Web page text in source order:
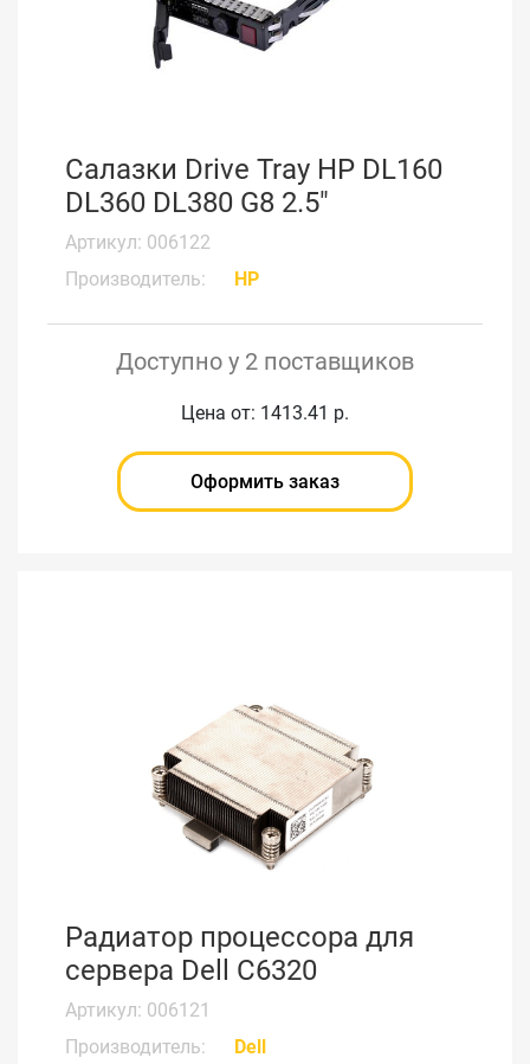
Салазки Drive Tray HP DL160
DL360 DL380 G8 2.5"
Артикул: 006122
Производитель:
HP
Доступно у 2 поставщиков
Цена от: 1413.41 р.
Оформить заказ
Радиатор процессора для
сервера Dell C6320
Артикул: 006121
Производитель:
Dell